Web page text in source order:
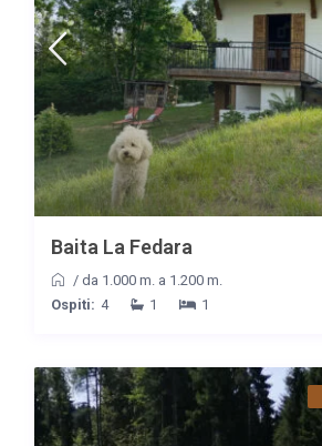
Baita La Fedara
/ da 1.000 m. a 1.200 m.
Ospiti: 4 1 1